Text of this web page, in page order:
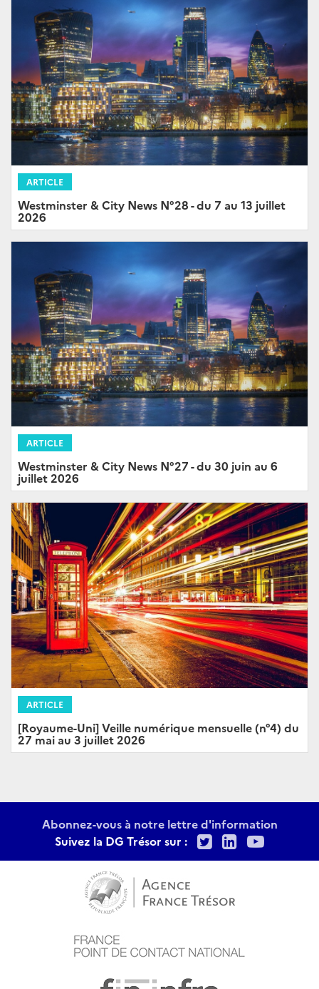
ARTICLE
Westminster & City News N°28 - du 7 au 13 juillet
2026
ARTICLE
Westminster & City News N°27 - du 30 juin au 6
juillet 2026
ARTICLE
[Royaume-Uni] Veille numérique mensuelle (n°4) du
27 mai au 3 juillet 2026
Abonnez-vous à notre lettre d'information
Suivez la DG Trésor sur :
TwitterLinkedIn